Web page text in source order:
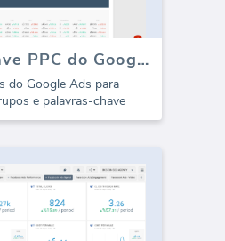
Palavras-chave PPC do Google Ads (Relatório)
do Google Ads para
e palavras-chave